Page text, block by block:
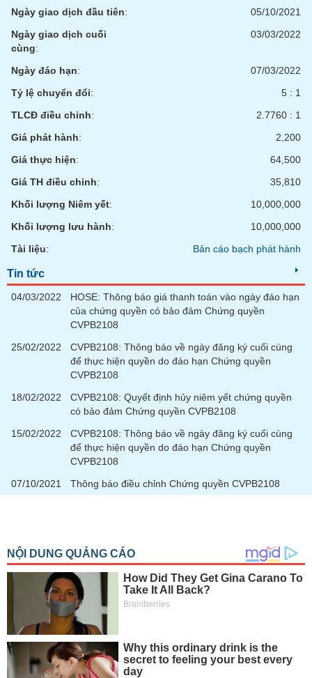
Ngày giao dịch đầu tiên:
05/10/2021
Ngày giao dịch cuối
cùng:
03/03/2022
Ngày đáo hạn:
07/03/2022
Tỷ lệ chuyển đổi:
5 : 1
TLCĐ điều chỉnh:
2.7760 : 1
Giá phát hành:
2,200
Giá thực hiện:
64,500
Giá TH điều chỉnh:
35,810
Khối lượng Niêm yết:
10,000,000
Khối lượng lưu hành:
10,000,000
Tài liệu: Bản cáo bạch phát hành
Tin tức
04/03/2022
HOSE: Thông báo giá thanh toán vào ngày đáo hạn
của chứng quyền có bảo đảm Chứng quyền
CVPB2108
25/02/2022
CVPB2108: Thông báo về ngày đăng ký cuối cùng
để thực hiện quyền do đáo hạn Chứng quyền
CVPB2108
18/02/2022
CVPB2108: Quyết định hủy niêm yết chứng quyền
có bảo đảm Chứng quyền CVPB2108
15/02/2022
CVPB2108: Thông báo về ngày đăng ký cuối cùng
để thực hiện quyền do đáo hạn Chứng quyền
CVPB2108
07/10/2021
Thông báo điều chỉnh Chứng quyền CVPB2108
Báo
cáo
tích
ngữ
vụ
tạo
tài
Công
thông
tài
Dữ
liệu